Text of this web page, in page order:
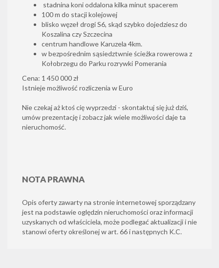
stadnina koni oddalona kilka minut spacerem
100 m do stacji kolejowej
blisko węzeł drogi S6, skąd szybko dojedziesz do
Koszalina czy Szczecina
centrum handlowe Karuzela 4km.
w bezpośrednim sąsiedztwnie ścieżka rowerowa z
Kołobrzegu do Parku rozrywki Pomerania
Cena: 1 450 000 zł
Istnieje możliwość rozliczenia w Euro
Nie czekaj aż ktoś cię wyprzedzi - skontaktuj się już dziś,
umów prezentację i zobacz jak wiele możliwości daje ta
nieruchomość.
NOTA PRAWNA
Opis oferty zawarty na stronie internetowej sporządzany
jest na podstawie oględzin nieruchomości oraz informacji
uzyskanych od właściciela, może podlegać aktualizacji i nie
stanowi oferty określonej w art. 66 i następnych K.C.